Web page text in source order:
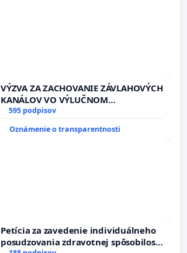
VÝZVA ZA ZACHOVANIE ZÁVLAHOVÝCH
KANÁLOV VO VÝLUČNOM
VLASTNÍCTVE A POD KONTROLOU
riešenie zanedbaného stavu
595 podpisov
Oznámenie o transparentnosti
Petícia za zavedenie individuálneho
posudzovania zdravotnej spôsobilosti